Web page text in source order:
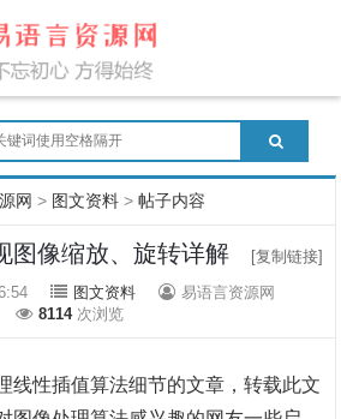
网 > 图文资料 >帖子内容
图像缩放、旋转详解
[复制链接]
图文资料
易语言资源网
8114 次浏览
线性插值算法细节的文章，转载此文